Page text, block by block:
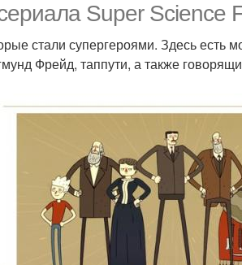
Super Science
стали супергероями. Здесь
Фрейд, таппути, а также